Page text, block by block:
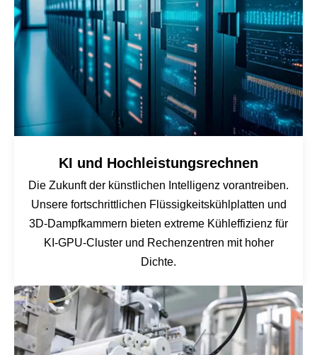
KI und Hochleistungsrechnen
Die Zukunft der künstlichen Intelligenz vorantreiben.
Unsere fortschrittlichen Flüssigkeitskühlplatten und
3D-Dampfkammern bieten extreme Kühleffizienz für
KI-GPU-Cluster und Rechenzentren mit hoher
Dichte.